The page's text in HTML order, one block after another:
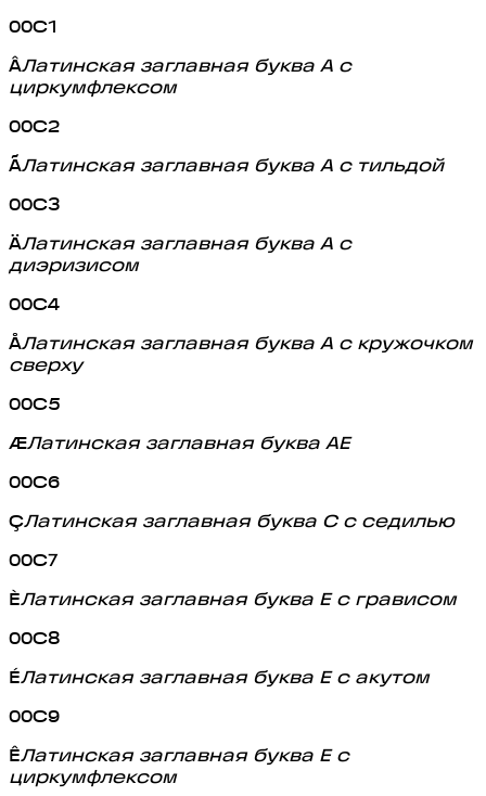
00C1
ÂЛатинская заглавная буква A с
циркумфлексом
00C2
ÃЛатинская заглавная буква A с тильдой
00C3
ÄЛатинская заглавная буква A с
диэризисом
00C4
ÅЛатинская заглавная буква A с кружочком
сверху
00C5
ÆЛатинская заглавная буква AE
00C6
ÇЛатинская заглавная буква C с седилью
00C7
ÈЛатинская заглавная буква E с грависом
00C8
ÉЛатинская заглавная буква E с акутом
00C9
ÊЛатинская заглавная буква E с
циркумфлексом